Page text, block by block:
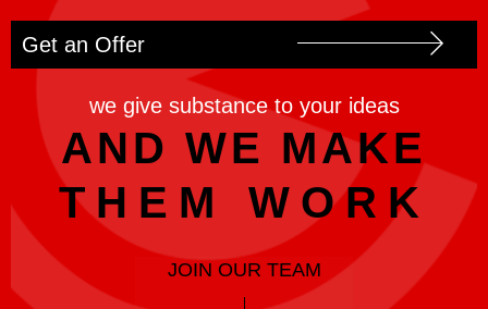
Get an Offer
we give substance to your ideas
AND WE MAKE
THEM WORK
JOIN OUR TEAM